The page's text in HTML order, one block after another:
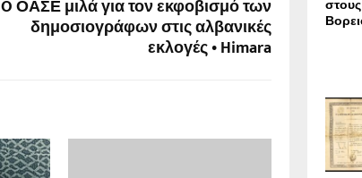
O ΟΑΣΕ μιλά για τον εκφοβισμό των
δημοσιογράφων στις αλβανικές
εκλογές • Himara
στους